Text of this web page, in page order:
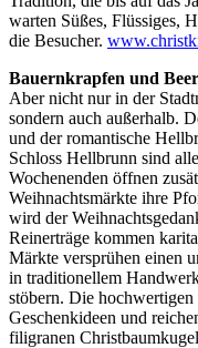
warten Süßes, Flüssiges,
die Besucher.
Bauernkrapfen und
Aber nicht nur in der
sondern auch außerhalb.
und der romantische
Schloss Hellbrunn sind
Wochenenden öffnen
Weihnachtsmärkte ihre
wird der
Reinerträge kommen
Märkte versprühen einen
in traditionellem
stöbern. Die
Geschenkideen und
filigranen